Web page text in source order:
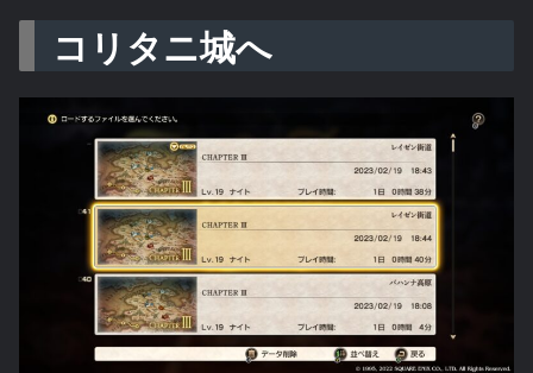
コリタニ城へ